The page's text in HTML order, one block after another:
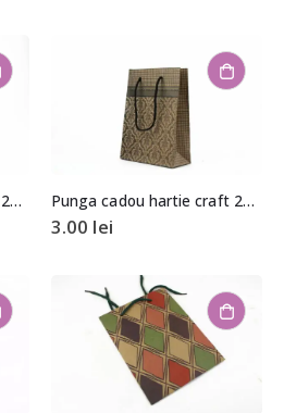
Punga cadou hartie craft 24,5x19x8cm Punga cadou hartie craft 24,5x19x8cm
3.00 lei